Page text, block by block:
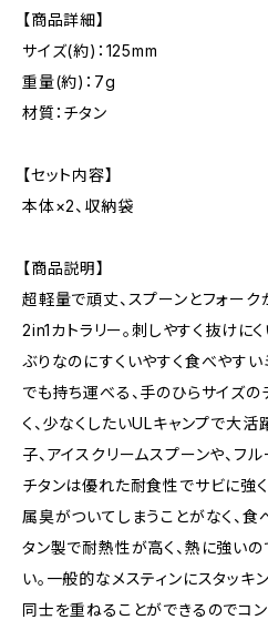
【商品詳細】
サイズ(約)：125mm
重量(約)：7g
材質：チタン
【セット内容】
本体×2、収納袋
【商品説明】
超軽量で頑丈、スプーンとフォーク
2in1カトラリー。刺しやすく抜けに
ぶりなのにすくいやすく食べやす
でも持ち運べる、手のひらサイズ
く、少なくしたいULキャンプで大活
子、アイスクリームスプーンや、フ
チタンは優れた耐食性でサビに強
属臭がついてしまうことがなく、
タン製で耐熱性が高く、熱に強い
い。一般的なメスティンにスタッキ
同士を重ねることができるのでコ